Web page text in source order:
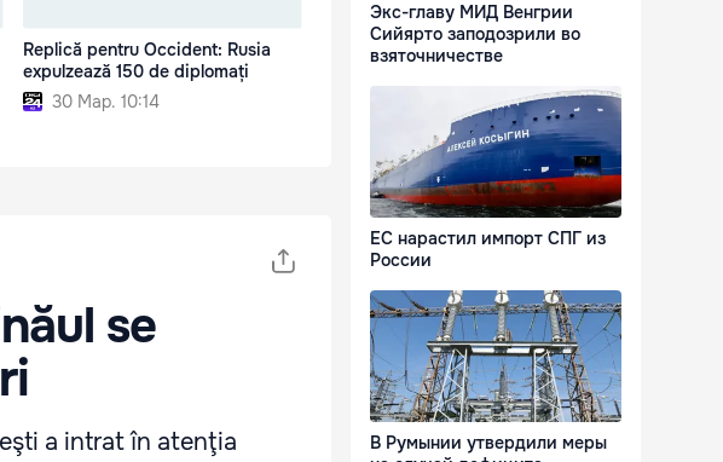
Replică pentru Occident: Rusia
expulzează 150 de diplomați
30 Мар. 10:14
se
a intrat în atenţia
Экс-главу МИД Венгрии
Сийярто заподозрили во
взяточничестве
ЕС нарастил импорт СПГ из
России
В Румынии утвердили меры